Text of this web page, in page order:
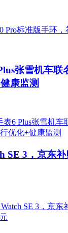
张雪机车联
康监测
SE 3，京东